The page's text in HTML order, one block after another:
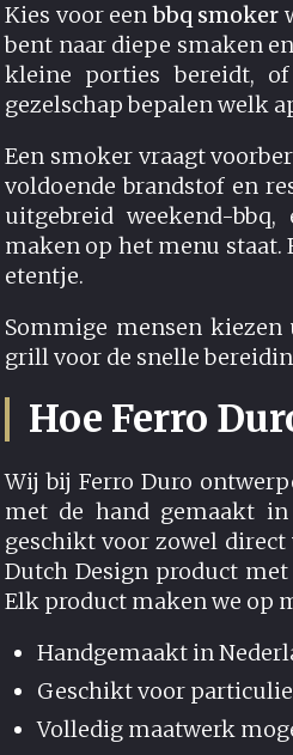
Kies voor eenbbq smoker
bent naar diepe smaken
kleine porties bereidt,
gezelschap bepalen welk
Een smoker vraagt
voldoende brandstof en
uitgebreid weekend-
maken op het menu staat.
etentje.
Sommige mensen kiezen
grill voor de snelle
Hoe Ferro
Wij bij Ferro Duro
met de hand gemaakt
geschikt voor zowel
Dutch Design product
Elk product maken we op
Handgemaakt in
Geschikt voor
Volledig maatwerk